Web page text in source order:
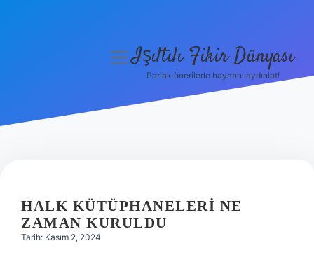
menüyüIşıltılı Fikir Dünyası
Parlak önerilerle hayatını aydınlat!
HALK KÜTÜPHANELERI NE
ZAMAN KURULDU
Tarih: Kasım 2, 2024